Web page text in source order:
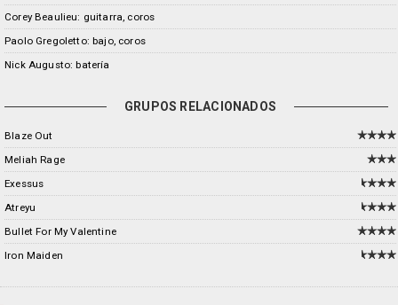
Corey Beaulieu: guitarra, coros
Paolo Gregoletto: bajo, coros
Nick Augusto: batería
GRUPOS RELACIONADOS
Blaze Out
Meliah Rage
Exessus
Atreyu
Bullet For My Valentine
Iron Maiden